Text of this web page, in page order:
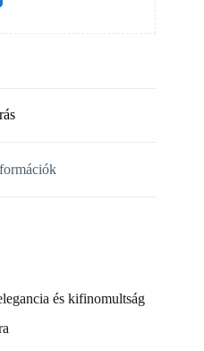
és kifinomultság